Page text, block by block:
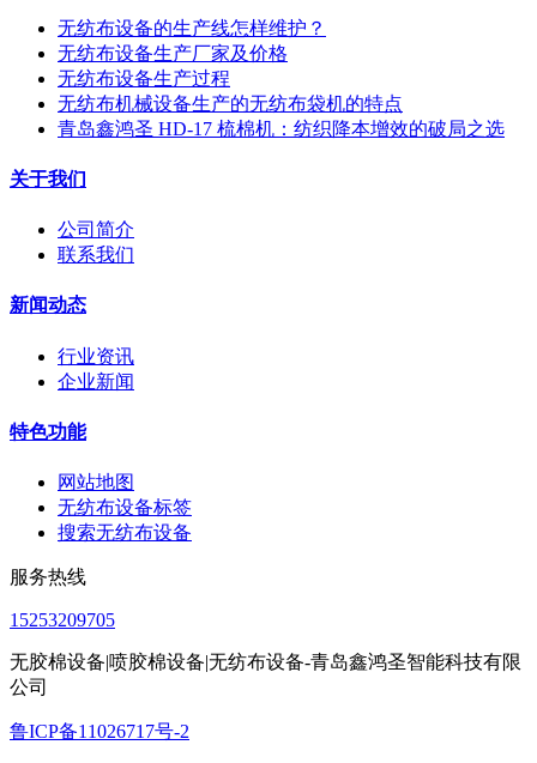
无纺布设备的生产线怎样维护？
无纺布设备生产厂家及价格
无纺布设备生产过程
无纺布机械设备生产的无纺布袋机的特点
青岛鑫鸿圣 HD-17 梳棉机：纺织降本增效的破局之选
关于我们
公司简介
联系我们
新闻动态
行业资讯
企业新闻
特色功能
网站地图
无纺布设备标签
搜索无纺布设备
服务热线
15253209705
无胶棉设备|喷胶棉设备|无纺布设备-青岛鑫鸿圣智能科技有限
公司
鲁ICP备11026717号-2